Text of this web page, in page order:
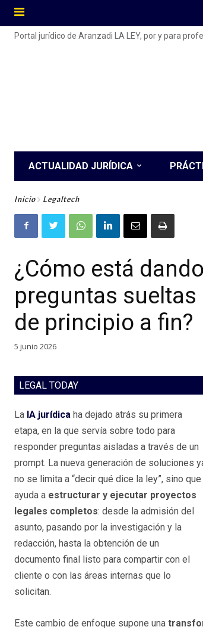
Portal jurídico de Aranzadi LA LEY, por y para
ACTUALIDAD JURÍDICA
Inicio Legaltech
¿Cómo está
preguntas
de principio a fin?
5 junio 2026
LEGAL TODAY
La IA jurídica ha dejado atrás su primera
etapa, en la que servía sobre todo para
responder preguntas aisladas a través de un
prompt. La nueva generación de soluciones
no se limita a “decir qué dice la ley”, sino que
ayuda a estructurar y ejecutar proyectos
legales completos: desde la admisión del
asunto, pasando por la investigación y la
redacción, hasta la obtención de un
documento final listo para compartir con el
cliente o con las áreas internas que lo
solicitan.
Este cambio de enfoque supone una